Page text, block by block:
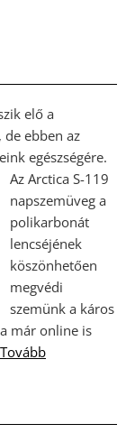
elő a
ebben az
egészségére.
Az Arctica S-119
napszemüveg a
polikarbonát
lencséjének
köszönhetően
megvédi
szemünk a káros
már online is